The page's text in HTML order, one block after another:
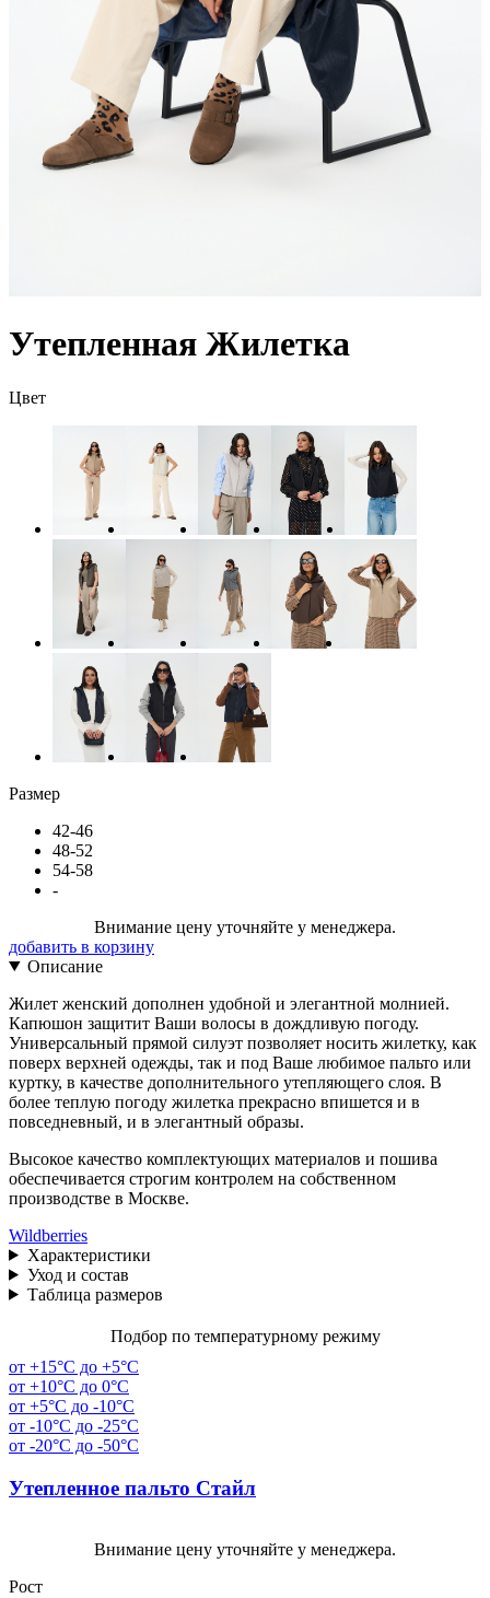
Утепленная Жилетка
Цвет
Размер
42-46
48-52
54-58
-
Внимание цену уточняйте у менеджера.
добавить в корзину
Описание
Жилет женский дополнен удобной и элегантной молнией.
Капюшон защитит Ваши волосы в дождливую погоду.
Универсальный прямой силуэт позволяет носить жилетку, как
поверх верхней одежды, так и под Ваше любимое пальто или
куртку, в качестве дополнительного утепляющего слоя. В
более теплую погоду жилетка прекрасно впишется и в
повседневный, и в элегантный образы.
Высокое качество комплектующих материалов и пошива
обеспечивается строгим контролем на собственном
производстве в Москве.
Wildberries
Характеристики
Уход и состав
Таблица размеров
Подбор по температурному режиму
от +15°C до +5°C
от +10°C до 0°C
от +5°C до -10°C
от -10°C до -25°C
от -20°C до -50°C
Утепленное пальто Стайл
Внимание цену уточняйте у менеджера.
Рост